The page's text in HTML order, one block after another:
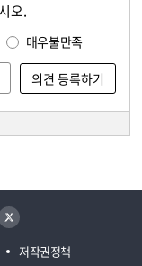
오.
매우불만족
저작권정책
트위터